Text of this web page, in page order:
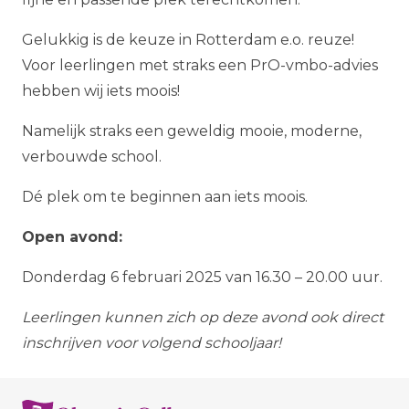
Gelukkig is de keuze in Rotterdam e.o. reuze!
Voor leerlingen met straks een PrO-vmbo-advies
hebben wij iets moois!
Namelijk straks een geweldig mooie, moderne,
verbouwde school.
Dé plek om te beginnen aan iets moois.
Open avond:
Donderdag 6 februari 2025 van 16.30 – 20.00 uur.
Leerlingen kunnen zich op deze avond ook direct
inschrijven voor volgend schooljaar!